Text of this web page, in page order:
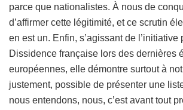
parce que nationalistes. À nous de
d’affirmer cette légitimité, et ce scrutin
en est un. Enfin, s’agissant de l’initiative
Dissidence française lors des dernières
européennes, elle démontre surtout à
justement, possible de présenter une
nous entendons, nous, c’est avant tout